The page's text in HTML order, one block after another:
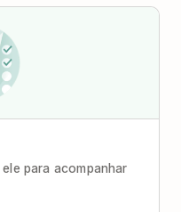
para acompanhar